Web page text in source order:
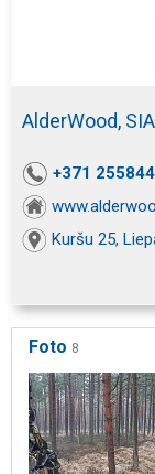
AlderWood,
+371
Kuršu 25,
Foto 8